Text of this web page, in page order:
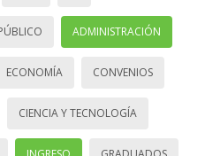
ADMINISTRACIÓN
ECONOMÍA CONVENIOS
CIENCIA Y TECNOLOGÍA